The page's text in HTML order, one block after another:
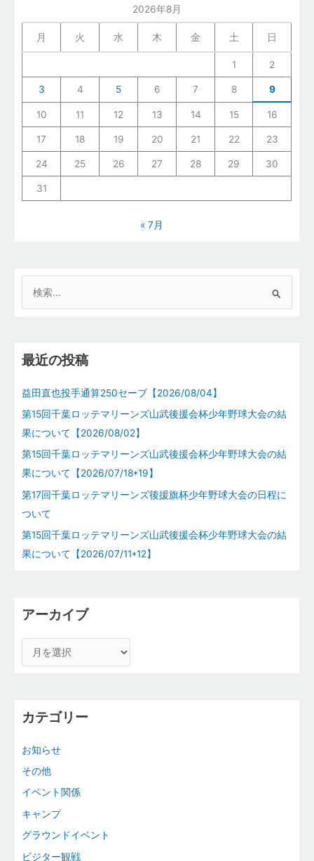
2026年8月
月 火 水 木 金 土 日
1 2
3 4 5 6 7 8 9
10 11 12 13 14 15 16
17 18 19 20 21 22 23
24 25 26 27 28 29 30
31
« 7月
象
最近の投稿
益田直也投手通算250セーブ【2026/08/04】
第15回千葉ロッテマリーンズ山武後援会杯少年野球大会の結
果について【2026/08/02】
第15回千葉ロッテマリーンズ山武後援会杯少年野球大会の結
果について【2026/07/18*19】
第17回千葉ロッテマリーンズ後援旗杯少年野球大会の日程に
ついて
第15回千葉ロッテマリーンズ山武後援会杯少年野球大会の結
果について【2026/07/11*12】
アーカイブ
カテゴリー
お知らせ
その他
イベント関係
キャンプ
グラウンドイベント
ビジター観戦